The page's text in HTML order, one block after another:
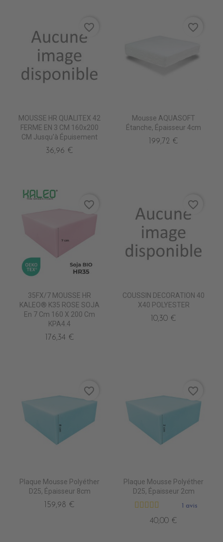
MOUSSE HR QUALITEX 42
FERME EN 3 CM 160x200
CM Jusqu'à Épuisement
36,96 €
favorite_border
Mousse AQUASOFT
Étanche, Épaisseur 4cm
199,72 €
favorite_border
35FX/7 MOUSSE HR
KALEO® K35 ROSE SOJA
En 7 Cm 160 X 200 Cm
KPA4.4
176,34 €
favorite_border
COUSSIN DECORATION 40
X40 POLYESTER
10,30 €
favorite_border
Plaque Mousse Polyéther
D25, Épaisseur 8cm
159,98 €
favorite_border
Plaque Mousse Polyéther
D25, Épaisseur 2cm
1 avis
40,00 €
favorite_border